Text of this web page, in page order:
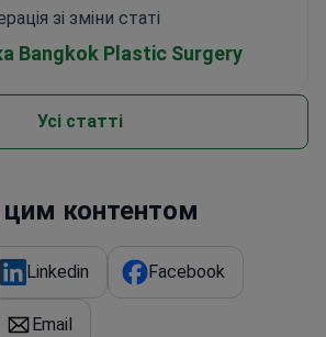
зі зміни статі
Bangkok Plastic Surgery
Усі статті
цим контентом
Linkedin Facebook
Email